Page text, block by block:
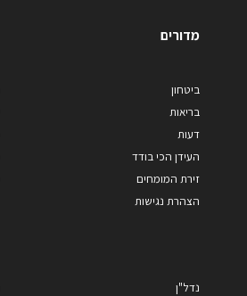
מדורים
ביטחון
בריאות
דעות
העידן הכי בודד
זירת המומחים
הצהרת נגישות
נדל"ן